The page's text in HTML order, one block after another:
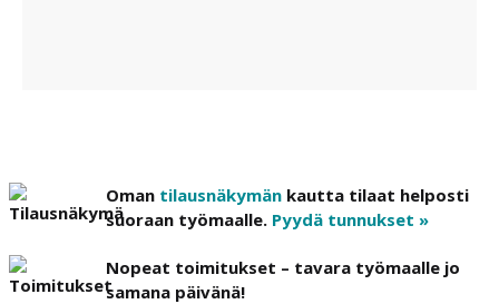
Oman tilausnäkymän kautta tilaat helposti
suoraan työmaalle. Pyydä tunnukset »
Nopeat toimitukset – tavara työmaalle jo
samana päivänä!